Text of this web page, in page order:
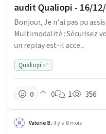
audit Qualiopi - 16/
Bonjour, Je n'ai pas pu
Multimodalité : Sécurisez
un replay est-il acce...
Qualiopi ✅
0 0 1 356
Valerie B.·il y a 8 mois